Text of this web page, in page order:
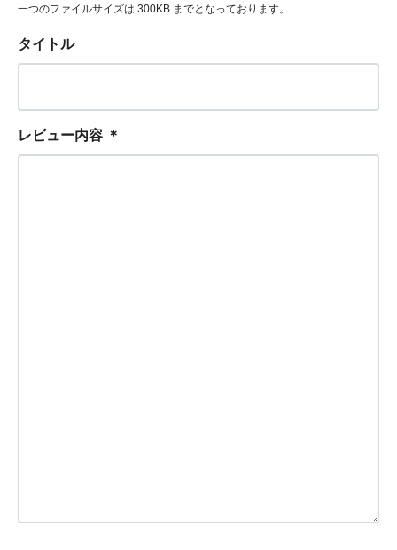
一つのファイルサイズは 300KB までとなっております。
タイトル
レビュー内容 ＊